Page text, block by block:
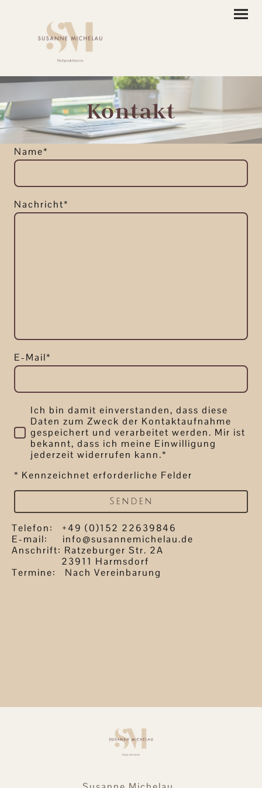
Kontakt
Name*
Nachricht*
E-Mail*
Ich bin damit einverstanden, dass diese
Daten zum Zweck der Kontaktaufnahme
gespeichert und verarbeitet werden. Mir ist
bekannt, dass ich meine Einwilligung
jederzeit widerrufen kann.*
* Kennzeichnet erforderliche Felder
Senden
Telefon: +49 (0)152 22639846
E-mail: info@susannemichelau.de
Anschrift: Ratzeburger Str. 2A
23911 Harmsdorf
Termine: Nach Vereinbarung